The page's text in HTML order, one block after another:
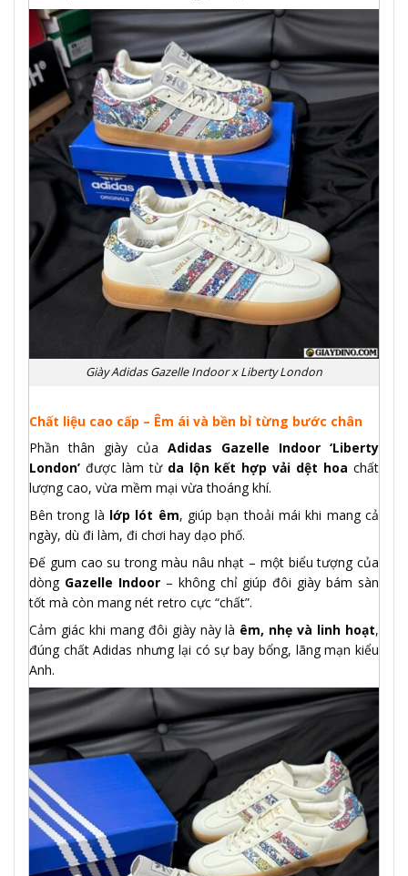
Giày Adidas Gazelle Indoor x Liberty London
Chất liệu cao cấp – Êm ái và bền bỉ từng bước chân
Phần thân giày của Adidas Gazelle Indoor ‘Liberty
London’ được làm từ da lộn kết hợp vải dệt hoa chất
lượng cao, vừa mềm mại vừa thoáng khí.
Bên trong là lớp lót êm, giúp bạn thoải mái khi mang cả
ngày, dù đi làm, đi chơi hay dạo phố.
Đế gum cao su trong màu nâu nhạt – một biểu tượng của
dòng Gazelle Indoor– không chỉ giúp đôi giày bám sàn
tốt mà còn mang nét retro cực “chất”.
Cảm giác khi mang đôi giày này là êm, nhẹ và linh hoạt,
đúng chất Adidas nhưng lại có sự bay bổng, lãng mạn kiểu
Anh.